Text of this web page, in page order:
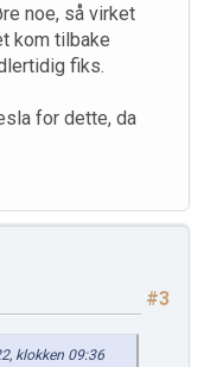
noe, så virket
kom tilbake
fiks.
for dette, da
#3
klokken 09:36